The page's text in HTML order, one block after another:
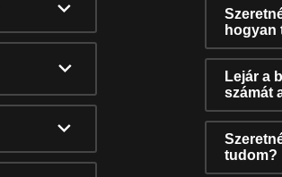
hogyan
Lejár a
számát
tudom?